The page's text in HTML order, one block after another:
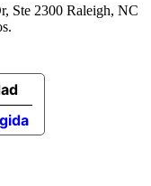
Ste 2300 Raleigh, NC